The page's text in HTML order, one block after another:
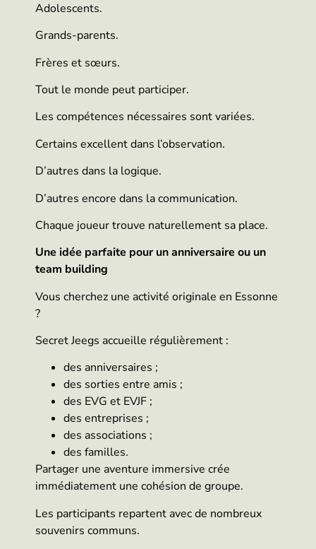
Adolescents.
Grands-parents.
Frères et sœurs.
Tout le monde peut participer.
Les compétences nécessaires sont variées.
Certains excellent dans l’observation.
D’autres dans la logique.
D’autres encore dans la communication.
Chaque joueur trouve naturellement sa place.
Une idée parfaite pour un anniversaire ou un
team building
Vous cherchez une activité originale en Essonne
?
Secret Jeegs accueille régulièrement :
des anniversaires ;
des sorties entre amis ;
des EVG et EVJF ;
des entreprises ;
des associations ;
des familles.
Partager une aventure immersive crée
immédiatement une cohésion de groupe.
Les participants repartent avec de nombreux
souvenirs communs.